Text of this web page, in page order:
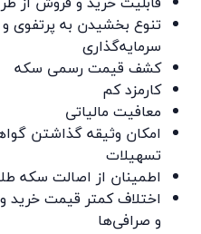
تنوع بخشیدن به
سرمایه‌گذاری
کشف قیمت رسمی سکه
کارمزد کم
معافیت مالیاتی
امکان وثیقه گذاشتن
تسهیلات
اطمینان از اصالت سکه
اختلاف کمتر قیمت خرید
و صرافی‌ها